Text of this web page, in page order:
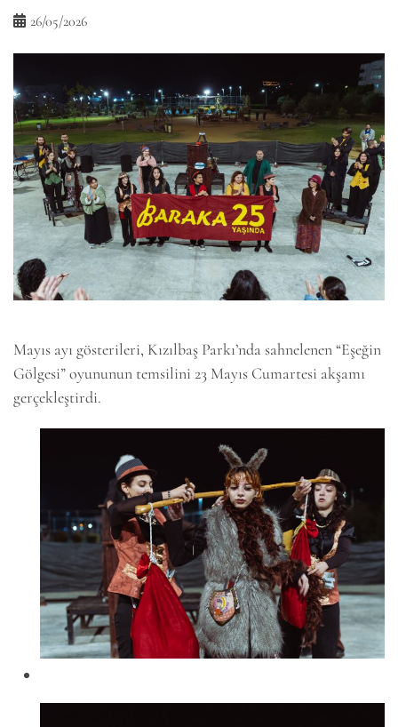
26/05/2026
Mayıs ayı gösterileri, Kızılbaş Parkı’nda sahnelenen “Eşeğin
Gölgesi” oyununun temsilini 23 Mayıs Cumartesi akşamı
gerçekleştirdi.